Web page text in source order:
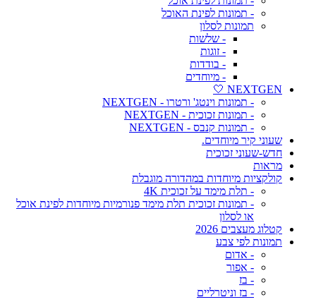
- תמונות לפינת האוכל
תמונות לסלון
- שלשות
- זוגות
- בודדות
- מיוחדים
NEXTGEN 🤍
- תמונות וינטג' ורטרו - NEXTGEN
- תמונות זכוכית - NEXTGEN
- תמונות קנבס - NEXTGEN
שעוני קיר מיוחדים.
חדש-שעוני זכוכית
מראות
קולקציות מיוחדות במהדורה מוגבלת
- תלת מימד על זכוכית 4K
- תמונות זכוכית תלת מימד פנורמיות מיוחדות לפינת אוכל
או לסלון
קטלוג מעצבים 2026
תמונות לפי צבע
- אדום
- אפור
- בז
- בז וניטרליים